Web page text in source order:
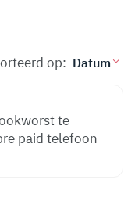
op:
te
paid telefoon